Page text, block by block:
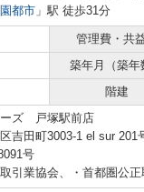
都市 」駅 徒歩31分
管理費・共
築年月（築年
階建
ーズ 戸塚駅前店
吉田町3003-1 el sur 201
号
引業協会、・首都圏公